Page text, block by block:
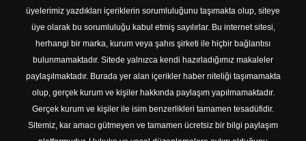
üyelerimiz yazdıkları içeriklerin sorumluluğunu taşımakta olup, siteye
üye olarak bu sorumluluğu kabul etmiş sayılırlar. Bu internet sitesi,
herhangi bir marka, kurum veya şahıs şirketi ile hiçbir bağlantısı
bulunmamaktadır. Sitede yalnızca kendi hazırladığımız makaleler
paylaşılmaktadır. Burada yer alan içerikler haber niteliği taşımamakta
olup, gerçek kurum ve kişiler hakkında paylaşım yapılmamaktadır.
Gerçek kurum ve kişiler ile isim benzerlikleri tamamen tesadüfidir.
Sitemiz, kar amacı gütmeyen ve tamamen ücretsiz bir bilgi paylaşım